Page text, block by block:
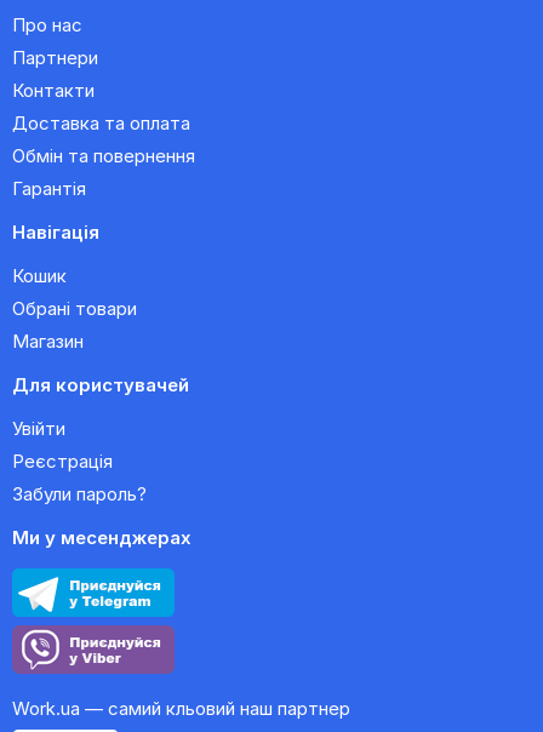
Про нас
Партнери
Контакти
Доставка та оплата
Обмін та повернення
Гарантія
Навігація
Кошик
Обрані товари
Магазин
Для користувачей
Увійти
Реєстрація
Забули пароль?
Ми у месенджерах
Work.ua — самий кльовий наш партнер